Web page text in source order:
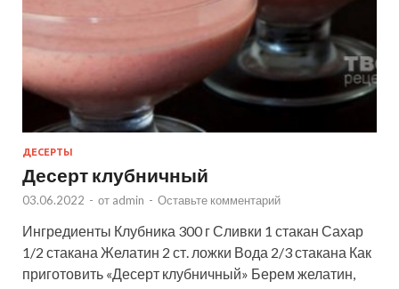
ДЕСЕРТЫ
Десерт клубничный
03.06.2022 - от admin - Оставьте комментарий
Ингредиенты Клубника 300 г Сливки 1 стакан Сахар
1/2 стакана Желатин 2 ст. ложки Вода 2/3 стакана Как
приготовить «Десерт клубничный» Берем желатин,